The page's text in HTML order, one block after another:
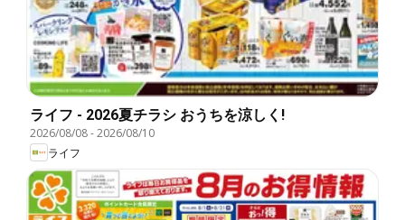
ライフ - 2026夏チラシ おうちを涼しく!
2026/08/08-2026/08/10
ライフ